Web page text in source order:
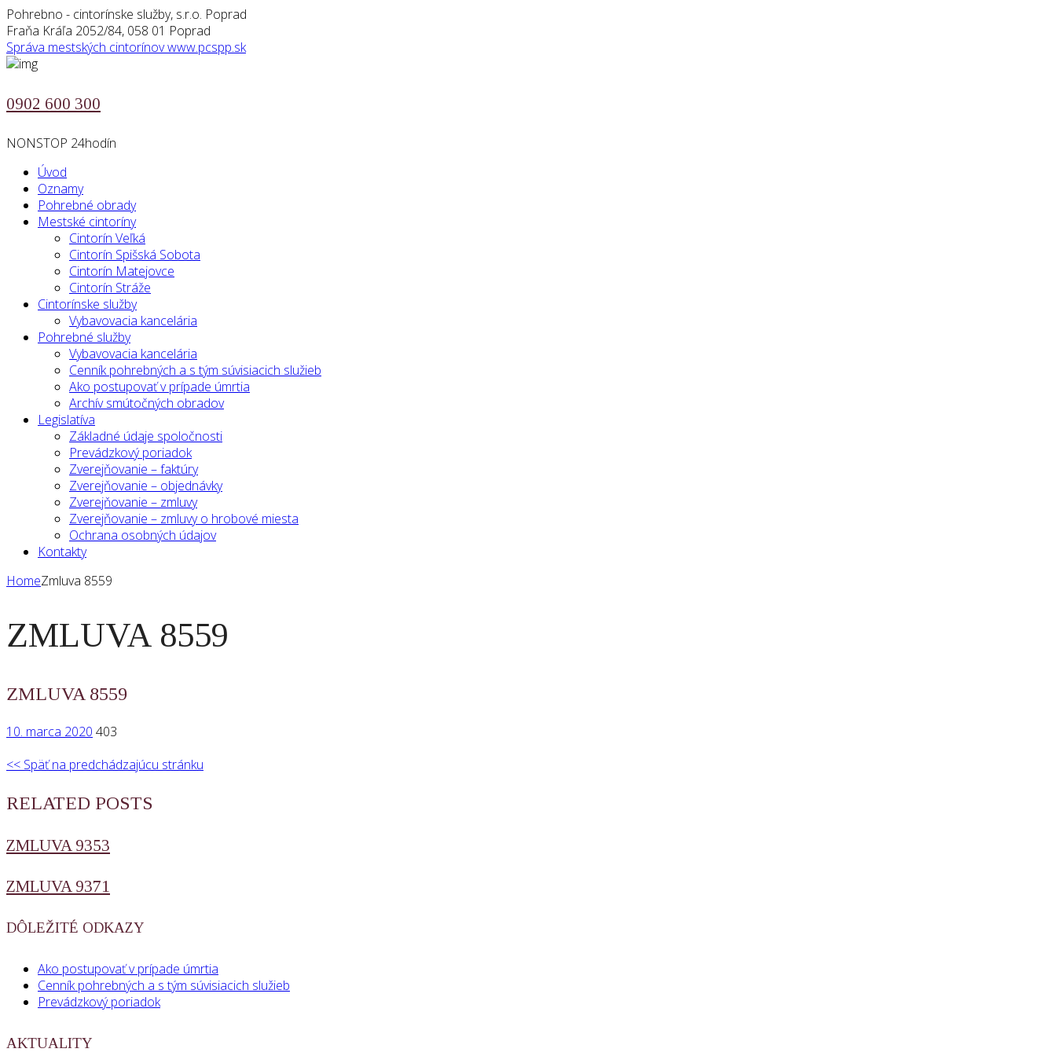
Pohrebno - cintorínske služby, s.r.o. Poprad
Fraňa Kráľa 2052/84, 058 01 Poprad
Správa mestských cintorínovwww.pcspp.sk
0902 600 300
NONSTOP 24hodín
Úvod
Oznamy
Pohrebné obrady
Mestské cintoríny
Cintorín Veľká
Cintorín Spišská Sobota
Cintorín Matejovce
Cintorín Stráže
Cintorínske služby
Vybavovacia kancelária
Pohrebné služby
Vybavovacia kancelária
Cenník pohrebných a s tým súvisiacich služieb
Ako postupovať v prípade úmrtia
Archív smútočných obradov
Legislatíva
Základné údaje spoločnosti
Prevádzkový poriadok
Zverejňovanie – faktúry
Zverejňovanie – objednávky
Zverejňovanie – zmluvy
Zverejňovanie – zmluvy o hrobové miesta
Ochrana osobných údajov
Kontakty
HomeZmluva 8559
ZMLUVA 8559
ZMLUVA 8559
10. marca 2020 403
<< Späť na predchádzajúcu stránku
RELATED POSTS
ZMLUVA 9353
ZMLUVA 9371
DÔLEŽITÉ ODKAZY
Ako postupovať v prípade úmrtia
Cenník pohrebných a s tým súvisiacich služieb
Prevádzkový poriadok
AKTUALITY